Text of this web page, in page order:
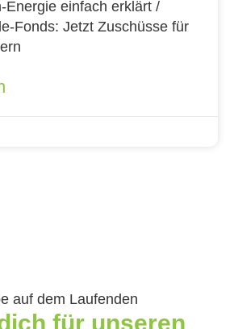
Energie einfach erklärt /
Fonds: Jetzt Zuschüsse für
auf dem Laufenden
für unseren